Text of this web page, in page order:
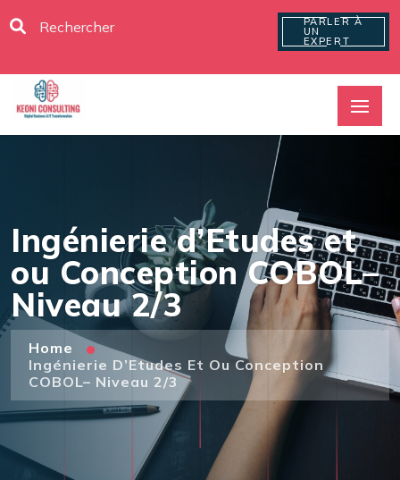
PARLER À
UN
EXPERT
Ingénierie d’Etudes et
ou Conception COBOL–
Niveau 2/3
Home
Ingénierie D’Etudes Et Ou Conception
COBOL– Niveau 2/3